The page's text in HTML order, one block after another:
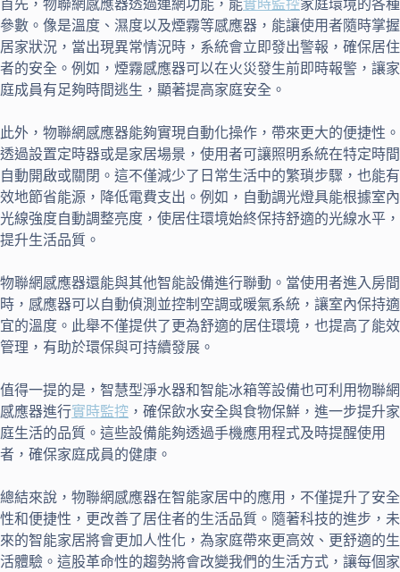
首先，物聯網感應器透過連網功能，能實時監控家庭環境的各種
參數。像是溫度、濕度以及煙霧等感應器，能讓使用者隨時掌握
居家狀況，當出現異常情況時，系統會立即發出警報，確保居住
者的安全。例如，煙霧感應器可以在火災發生前即時報警，讓家
庭成員有足夠時間逃生，顯著提高家庭安全。
此外，物聯網感應器能夠實現自動化操作，帶來更大的便捷性。
透過設置定時器或是家居場景，使用者可讓照明系統在特定時間
自動開啟或關閉。這不僅減少了日常生活中的繁瑣步驟，也能有
效地節省能源，降低電費支出。例如，自動調光燈具能根據室內
光線強度自動調整亮度，使居住環境始終保持舒適的光線水平，
提升生活品質。
物聯網感應器還能與其他智能設備進行聯動。當使用者進入房間
時，感應器可以自動偵測並控制空調或暖氣系統，讓室內保持適
宜的溫度。此舉不僅提供了更為舒適的居住環境，也提高了能效
管理，有助於環保與可持續發展。
值得一提的是，智慧型淨水器和智能冰箱等設備也可利用物聯網
感應器進行實時監控 ，確保飲水安全與食物保鮮，進一步提升家
庭生活的品質。這些設備能夠透過手機應用程式及時提醒使用
者，確保家庭成員的健康。
總結來說，物聯網感應器在智能家居中的應用，不僅提升了安全
性和便捷性，更改善了居住者的生活品質。隨著科技的進步，未
來的智能家居將會更加人性化，為家庭帶來更高效、更舒適的生
活體驗。這股革命性的趨勢將會改變我們的生活方式，讓每個家